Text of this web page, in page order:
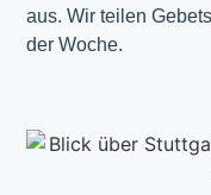
aus. Wir teilen
der Woche.